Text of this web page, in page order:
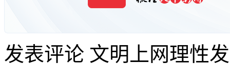
发表评论 文明上网理性